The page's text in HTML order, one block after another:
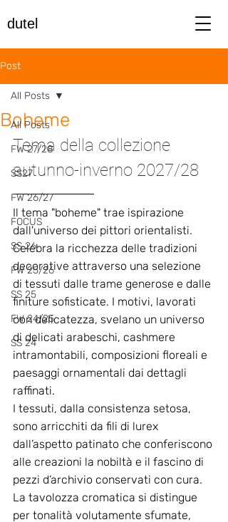
dutel
Post
All Posts
FW 27/28
SS27
FW 26/27
FOCUS
SS 26
FW 25/26
SS 25
FW 24/25
SS 24
All Posts
Boheme
Tema della collezione
autunno-inverno 2027/28
Il tema "boheme" trae ispirazione
dall'universo dei pittori orientalisti.
Celebra la ricchezza delle tradizioni
decorative attraverso una selezione
di tessuti dalle trame generose e dalle
finiture sofisticate. I motivi, lavorati
con delicatezza, svelano un universo
di delicati arabeschi, cashmere
intramontabili, composizioni floreali e
paesaggi ornamentali dai dettagli
raffinati.
I tessuti, dalla consistenza setosa,
sono arricchiti da fili di lurex
dall’aspetto patinato che conferiscono
alle creazioni la nobiltà e il fascino di
pezzi d’archivio conservati con cura.
La tavolozza cromatica si distingue
per tonalità volutamente sfumate,